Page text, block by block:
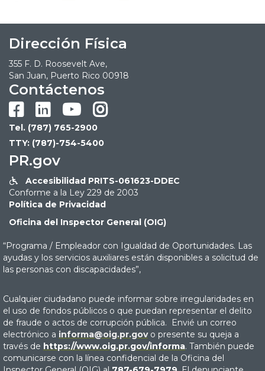
Dirección Física
355 F. D. Roosevelt Ave,
San Juan, Puerto Rico 00918
Contáctenos

  
Tel. (787) 765-2900
TTY: (787)-754-5400
PR.gov

Accesibilidad PRITS-061623-DDEC
Conforme a la Ley 229 de 2003
Política de Privacidad
Oficina del Inspector General (OIG)
“Programa / Empleador con Igualdad de Oportunidades. Las
ayudas y los servicios auxiliares están disponibles a solicitud de
las personas con discapacidades”,
Cualquier ciudadano puede informar sobre irregularidades en
el uso de fondos públicos o que puedan representar el delito
de fraude o actos de corrupción pública. Envié un correo
electrónico a informa@oig.pr.govo presente su queja a
través de https://www.oig.pr.gov/informa. También puede
comunicarse con la línea confidencial de la Oficina del